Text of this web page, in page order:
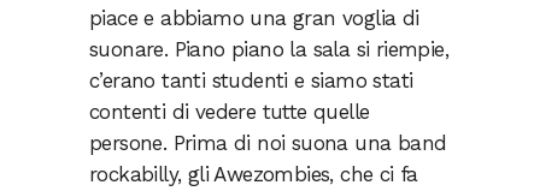
piace e abbiamo una gran voglia di
suonare. Piano piano la sala si riempie,
c’erano tanti studenti e siamo stati
contenti di vedere tutte quelle
persone. Prima di noi suona una band
rockabilly, gli Awezombies, che ci fa